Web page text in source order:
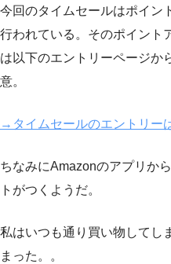
今回のタイムセールはポイン
行われている。そのポイント
は以下のエントリーページか
意。
→タイムセールのエントリー
ちなみにAmazonのアプリか
トがつくようだ。
私はいつも通り買い物してし
まった。。